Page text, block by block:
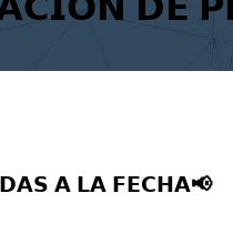
𝗗𝗘
𝗔 𝗟𝗔 𝗙𝗘𝗖𝗛𝗔📢